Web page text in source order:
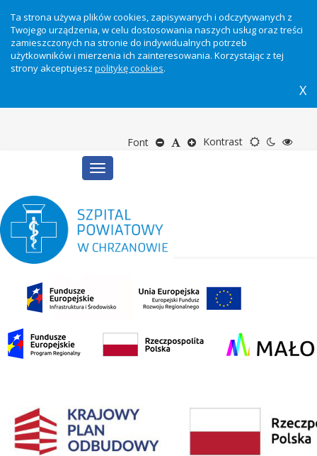
Ta strona używa plików cookies, zapisywanych i odczytywanych z
Twojego urządzenia, w celu dostosowania naszych usług oraz treści
zamieszczonych na stronie do indywidualnych potrzeb
użytkowników i mierzenia ich zainteresowania. Korzystając z tej
strony akceptujesz politykę cookies.
X
Kontrast Motyw
TrybTryb
Font ZmniejszDomyślny
Zwiększ
Toggle
navigation